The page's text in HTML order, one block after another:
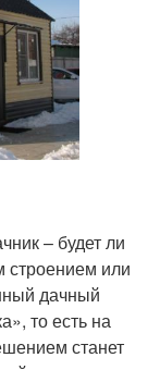
– будет ли
строением или
дачный
то есть на
станет